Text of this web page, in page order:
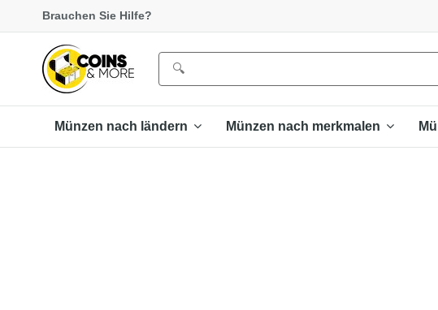
Brauchen Sie Hilfe?
Münzen nach ländern Münzen nach merkmalen